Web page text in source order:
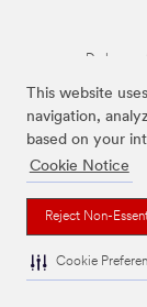
This website
navigation,
based on your
Cookie Notice
Reject Non-
Cookie
De